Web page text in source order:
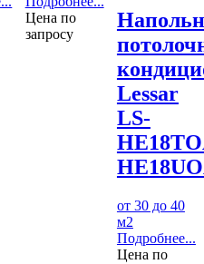
Цена по
запросу
Lessar
LS-
от 30 до 40
м2
Подробнее...
Цена по